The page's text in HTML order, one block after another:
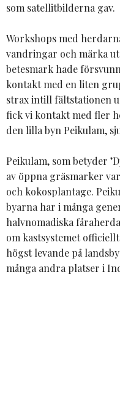
som satellitbilderna gav.
Workshops med
vandringar och märka
betesmark hade
kontakt med en liten
strax intill fältstationen
fick vi kontakt med fler
den lilla byn Peikulam,
Peikulam, som betyder
av öppna gräsmarker
och kokosplantage.
byarna har i många
halvnomadiska
om kastsystemet
högst levande på
många andra platser i